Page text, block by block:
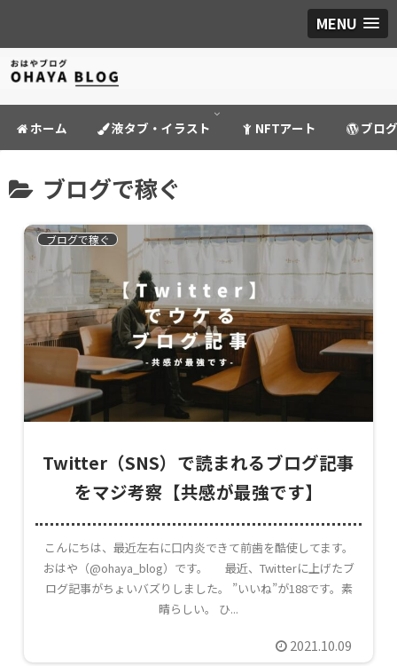
MENU
ホーム 液タブ・イラスト NFTアート ブロ
ブログで稼ぐ
ブログで稼ぐ
Twitter（SNS）で読まれるブログ記事
をマジ考察【共感が最強です】
こんにちは、最近左右に口内炎できて前歯を酷使してます。
おはや（@ohaya_blog）です。 最近、Twitterに上げたブ
ログ記事がちょいバズりしました。 ”いいね”が188です。素
晴らしい。 ひ...
2021.10.09